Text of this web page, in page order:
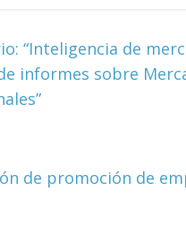
“Inteligencia de
informes sobre
de promoción de